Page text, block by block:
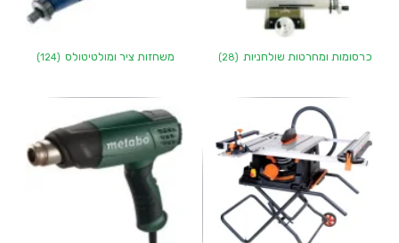
כרסומות ומחרטות שולחניות (28) משחזות ציר ומולטיטולס (124)